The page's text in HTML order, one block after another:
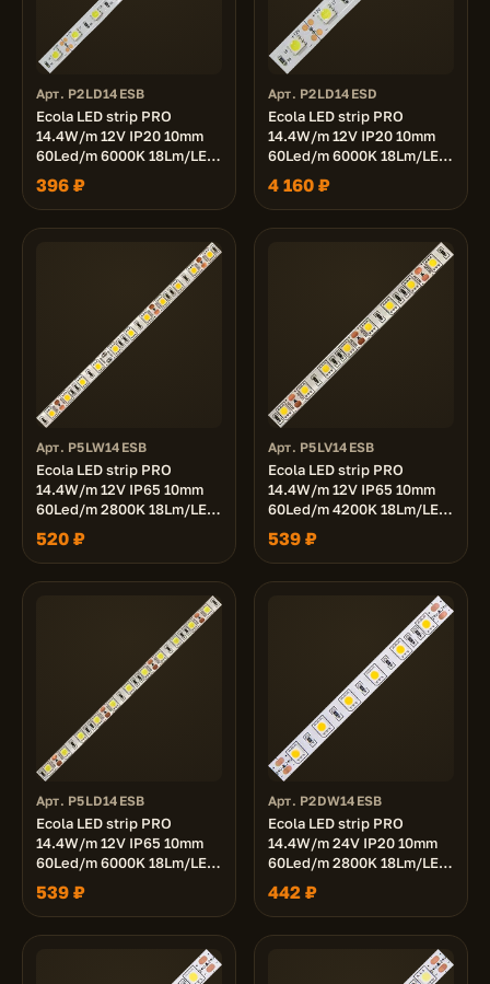
Арт. P2LD14ESB
Ecola LED strip PRO
14.4W/m 12V IP20 10mm
60Led/m 6000K 18Lm/LED
1080Lm/m светодиодная
лента на катушке 5м.
396 ₽
Арт. P2LD14ESD
Ecola LED strip PRO
14.4W/m 12V IP20 10mm
60Led/m 6000K 18Lm/LED
1080Lm/m светодиодная
лента на катушке 50м.
4 160 ₽
Арт. P5LW14ESB
Ecola LED strip PRO
14.4W/m 12V IP65 10mm
60Led/m 2800K 18Lm/LED
1080Lm/m светодиодная
лента на катушке 5м.
520 ₽
Арт. P5LV14ESB
Ecola LED strip PRO
14.4W/m 12V IP65 10mm
60Led/m 4200K 18Lm/LED
1080Lm/m светодиодная
лента на катушке 5м.
539 ₽
Арт. P5LD14ESB
Ecola LED strip PRO
14.4W/m 12V IP65 10mm
60Led/m 6000K 18Lm/LED
1080Lm/m светодиодная
лента на катушке 5м.
539 ₽
Арт. P2DW14ESB
Ecola LED strip PRO
14.4W/m 24V IP20 10mm
60Led/m 2800K 18Lm/LED
1080Lm/m светодиодная
лента на катушке 5м.
442 ₽